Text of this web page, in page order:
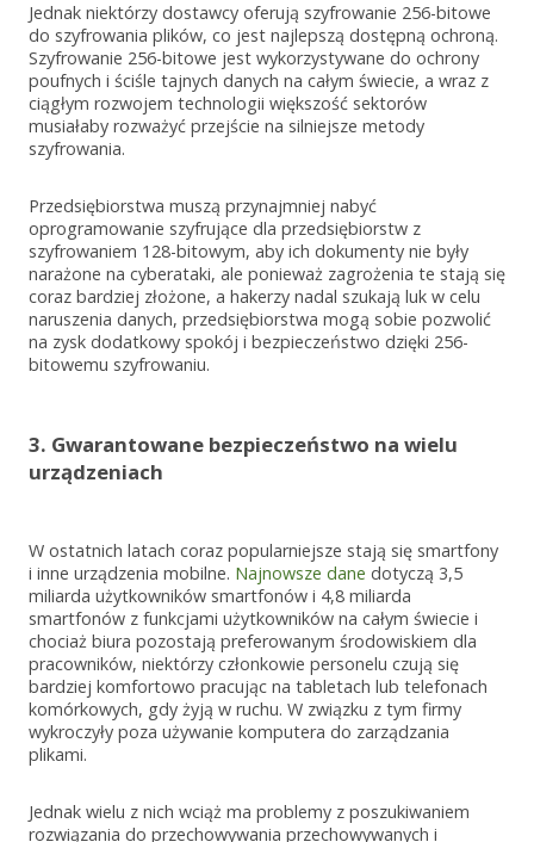
Jednak niektórzy dostawcy oferują szyfrowanie 256-bitowe
do szyfrowania plików, co jest najlepszą dostępną ochroną.
Szyfrowanie 256-bitowe jest wykorzystywane do ochrony
poufnych i ściśle tajnych danych na całym świecie, a wraz z
ciągłym rozwojem technologii większość sektorów
musiałaby rozważyć przejście na silniejsze metody
szyfrowania.
Przedsiębiorstwa muszą przynajmniej nabyć
oprogramowanie szyfrujące dla przedsiębiorstw z
szyfrowaniem 128-bitowym, aby ich dokumenty nie były
narażone na cyberataki, ale ponieważ zagrożenia te stają się
coraz bardziej złożone, a hakerzy nadal szukają luk w celu
naruszenia danych, przedsiębiorstwa mogą sobie pozwolić
na zysk dodatkowy spokój i bezpieczeństwo dzięki 256-
bitowemu szyfrowaniu.
3. Gwarantowane bezpieczeństwo na wielu
urządzeniach
W ostatnich latach coraz popularniejsze stają się smartfony
i inne urządzenia mobilne. Najnowsze dane dotyczą 3,5
miliarda użytkowników smartfonów i 4,8 miliarda
smartfonów z funkcjami użytkowników na całym świecie i
chociaż biura pozostają preferowanym środowiskiem dla
pracowników, niektórzy członkowie personelu czują się
bardziej komfortowo pracując na tabletach lub telefonach
komórkowych, gdy żyją w ruchu. W związku z tym firmy
wykroczyły poza używanie komputera do zarządzania
plikami.
Jednak wielu z nich wciąż ma problemy z poszukiwaniem
rozwiązania do przechowywania przechowywanych i